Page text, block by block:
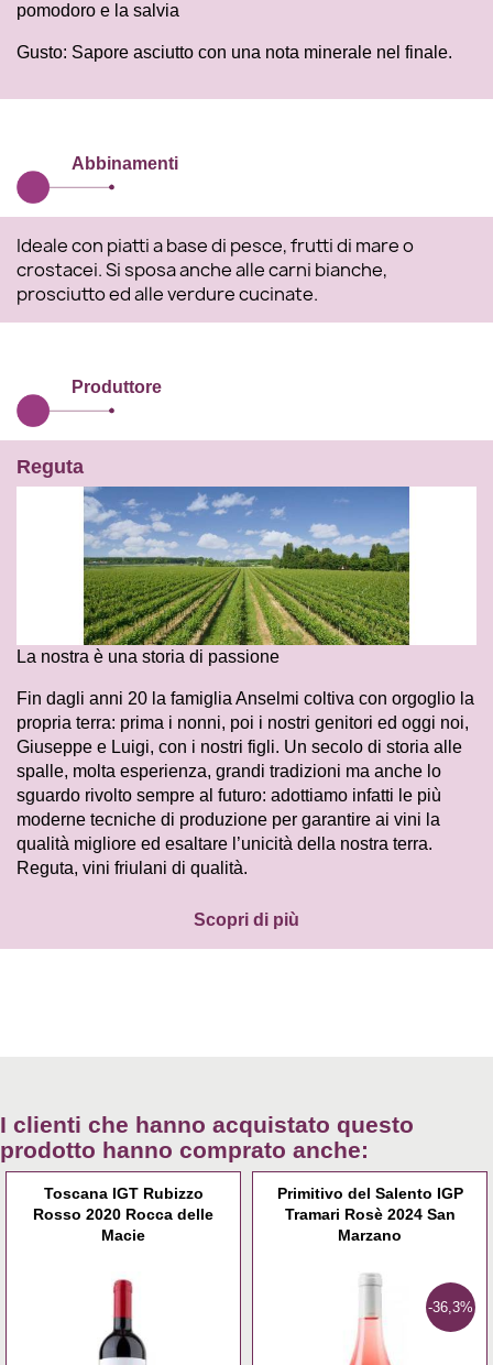
pomodoro e la salvia
Gusto: Sapore asciutto con una nota minerale nel finale.
Abbinamenti
Ideale con piatti a base di pesce, frutti di mare o
crostacei. Si sposa anche alle carni bianche,
prosciutto ed alle verdure cucinate.
Produttore
Reguta
La nostra è una storia di passione
Fin dagli anni 20 la famiglia Anselmi coltiva con orgoglio la
propria terra: prima i nonni, poi i nostri genitori ed oggi noi,
Giuseppe e Luigi, con i nostri figli. Un secolo di storia alle
spalle, molta esperienza, grandi tradizioni ma anche lo
sguardo rivolto sempre al futuro: adottiamo infatti le più
moderne tecniche di produzione per garantire ai vini la
qualità migliore ed esaltare l’unicità della nostra terra.
Reguta, vini friulani di qualità.
Scopri di più
I clienti che hanno acquistato questo
prodotto hanno comprato anche:
Toscana IGT Rubizzo
Rosso 2020 Rocca delle
Macie
Primitivo del Salento IGP
Tramari Rosè 2024 San
Marzano
-36,3%